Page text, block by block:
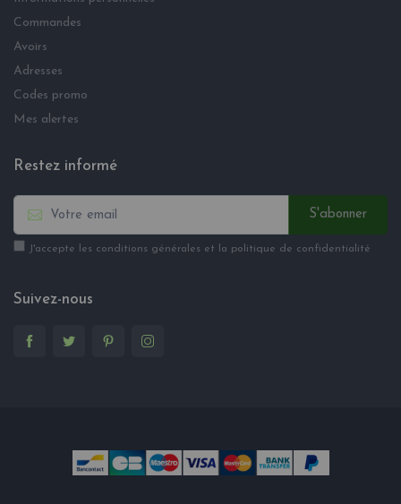
Commandes
Avoirs
Adresses
Codes promo
Mes alertes
Restez informé
S'abonner
J'accepte les conditions générales et la politique de confidentialité
Suivez-nous